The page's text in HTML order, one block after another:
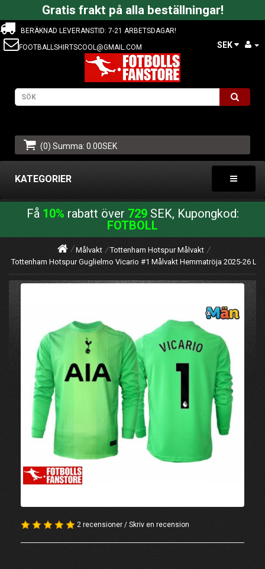
Gratis frakt på alla beställningar!
BERÄKNAD LEVERANSTID: 7-21 ARBETSDAGAR!
FOOTBALLSHIRTSCOOL@GMAIL.COM
SEK
(0) Summa: 0.00SEK
KATEGORIER
Få 10% rabatt över 729SEK, Kupongkod:
FOTBOLL
Målvakt
Tottenham Hotspur Målvakt
Tottenham Hotspur Guglielmo Vicario #1 Målvakt Hemmatröja 2025-26
2 recensioner / Skriv en recension